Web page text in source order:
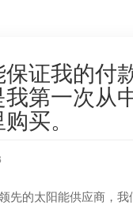
证我的付
第一次从
买。
先的太阳能供应商，我